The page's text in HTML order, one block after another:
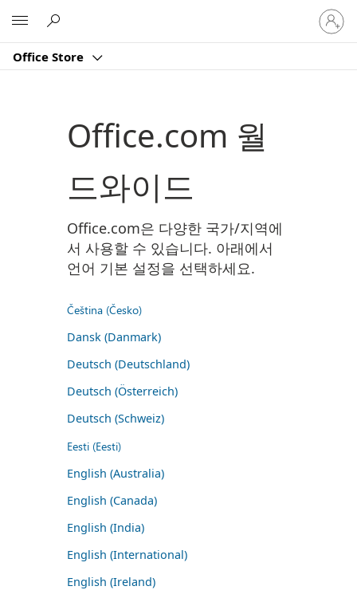
Office Store
귀
하
계
Office.com 월
드와이드
Office.com은 다양한 국가/지역에
서 사용할 수 있습니다. 아래에서
언어 기본 설정을 선택하세요.
Čeština (Česko)
Dansk (Danmark)
Deutsch (Deutschland)
Deutsch (Österreich)
Deutsch (Schweiz)
Eesti (Eesti)
English (Australia)
English (Canada)
English (India)
English (International)
English (Ireland)